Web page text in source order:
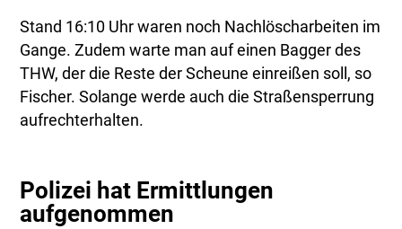
Stand 16:10 Uhr waren noch Nachlöscharbeiten im
Gange. Zudem warte man auf einen Bagger des
THW, der die Reste der Scheune einreißen soll, so
Fischer. Solange werde auch die Straßensperrung
aufrechterhalten.
Polizei hat Ermittlungen
aufgenommen